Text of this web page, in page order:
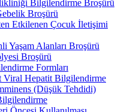
Bilgilendirme Broşürü
Broşürü
Etkilenen Çocuk İletişimi
Yaşam Alanları Broşürü
Broşürü
Formları
Viral Hepatit Bilgilendirme
(Düşük Tehdidi)